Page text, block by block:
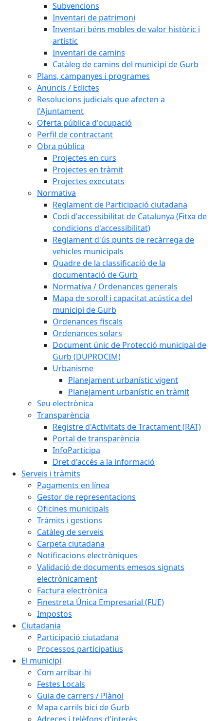
Subvencions
Inventari de patrimoni
Inventari béns mobles de valor històric i
artístic
Inventari de camins
Catàleg de camins del municipi de Gurb
Plans, campanyes i programes
Anuncis / Edictes
Resolucions judicials que afecten a
l'Ajuntament
Oferta pública d'ocupació
Perfil de contractant
Obra pública
Projectes en curs
Projectes en tràmit
Projectes executats
Normativa
Reglament de Participació ciutadana
Codi d'accessibilitat de Catalunya (Fitxa de
condicions d'accessibilitat)
Reglament d'ús punts de recàrrega de
vehicles municipals
Quadre de la classificació de la
documentació de Gurb
Normativa / Ordenances generals
Mapa de soroll i capacitat acústica del
municipi de Gurb
Ordenances fiscals
Ordenances solars
Document únic de Protecció municipal de
Gurb (DUPROCIM)
Urbanisme
Planejament urbanístic vigent
Planejament urbanístic en tràmit
Seu electrònica
Transparència
Registre d'Activitats de Tractament (RAT)
Portal de transparència
InfoParticipa
Dret d'accés a la informació
Serveis i tràmits
Pagaments en línea
Gestor de representacions
Oficines municipals
Tràmits i gestions
Catàleg de serveis
Carpeta ciutadana
Notificacions electròniques
Validació de documents emesos signats
electrònicament
Factura electrònica
Finestreta Única Empresarial (FUE)
Impostos
Ciutadania
Participació ciutadana
Processos participatius
El municipi
Com arribar-hi
Festes Locals
Guia de carrers / Plànol
Mapa carrils bici de Gurb